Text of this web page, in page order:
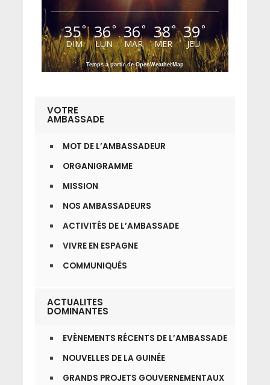
35°
DIM
36°
LUN
36°
MAR
38°
MER
39°
JEU
Temps à partir de OpenWeatherMap
VOTRE
AMBASSADE
MOT DE L’AMBASSADEUR
ORGANIGRAMME
MISSION
NOS AMBASSADEURS
ACTIVITÉS DE L’AMBASSADE
VIVRE EN ESPAGNE
COMMUNIQUÉS
ACTUALITES
DOMINANTES
EVÈNEMENTS RÉCENTS DE L’AMBASSADE
NOUVELLES DE LA GUINÉE
GRANDS PROJETS GOUVERNEMENTAUX